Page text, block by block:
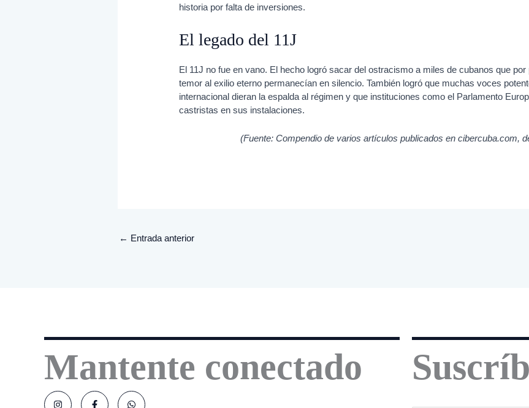
historia por falta de inversiones.
El legado del 11J
El 11J no fue en vano. El hecho logró sacar del ostracismo a miles de cubanos que
temor al exilio eterno permanecían en silencio. También logró que muchas voces
internacional dieran la espalda al régimen y que instituciones como el Parlamento
castristas en sus instalaciones.
(Fuente: Compendio de varios artículos publicados en cibercuba.com,
← Entrada anterior
Mantente conectado
I
n
F
a
W
h